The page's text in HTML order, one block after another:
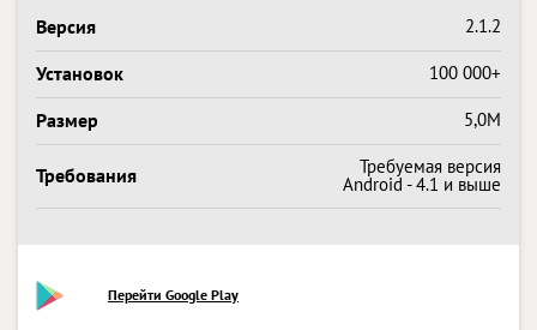
Версия 2.1.2
Установок 100 000+
Размер 5,0M
Требования Требуемая версия
Android - 4.1 и выше
Перейти Google Play